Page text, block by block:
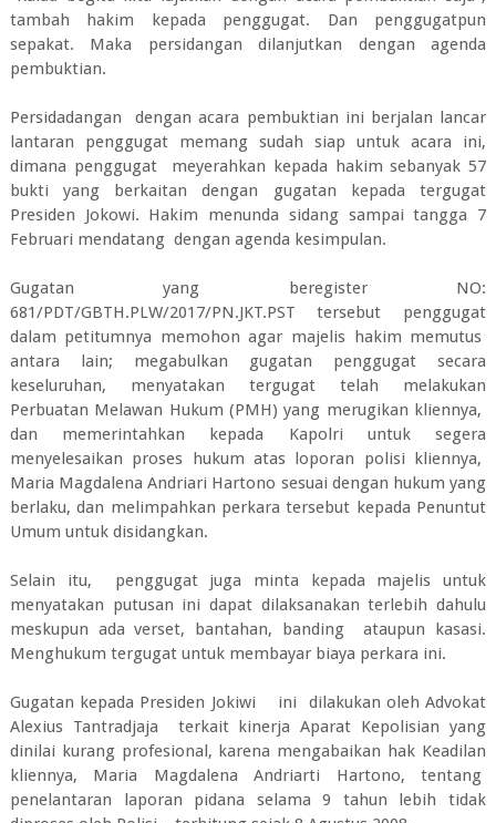
tambah hakim kepada penggugat. Dan penggugatpun
sepakat. Maka persidangan dilanjutkan dengan agenda
pembuktian.
Persidadangan dengan acara pembuktian ini berjalan lancar
lantaran penggugat memang sudah siap untuk acara ini,
dimana penggugat meyerahkan kepada hakim sebanyak 57
bukti yang berkaitan dengan gugatan kepada tergugat
Presiden Jokowi. Hakim menunda sidang sampai tangga 7
Februari mendatang dengan agenda kesimpulan.
Gugatan yang beregister NO:
681/PDT/GBTH.PLW/2017/PN.JKT.PST tersebut penggugat
dalam petitumnya memohon agar majelis hakim memutus
antara lain; megabulkan gugatan penggugat secara
keseluruhan, menyatakan tergugat telah melakukan
Perbuatan Melawan Hukum (PMH) yang merugikan kliennya,
dan memerintahkan kepada Kapolri untuk segera
menyelesaikan proses hukum atas loporan polisi kliennya,
Maria Magdalena Andriari Hartono sesuai dengan hukum yang
berlaku, dan melimpahkan perkara tersebut kepada Penuntut
Umum untuk disidangkan.
Selain itu, penggugat juga minta kepada majelis untuk
menyatakan putusan ini dapat dilaksanakan terlebih dahulu
meskupun ada verset, bantahan, banding ataupun kasasi.
Menghukum tergugat untuk membayar biaya perkara ini.
Gugatan kepada Presiden Jokiwi ini dilakukan oleh Advokat
Alexius Tantradjaja terkait kinerja Aparat Kepolisian yang
dinilai kurang profesional, karena mengabaikan hak Keadilan
kliennya, Maria Magdalena Andriarti Hartono, tentang
penelantaran laporan pidana selama 9 tahun lebih tidak